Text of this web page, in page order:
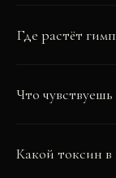
Где растёт
Что
Какой токсин